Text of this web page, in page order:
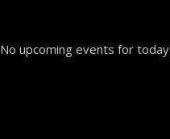
No upcoming events for today